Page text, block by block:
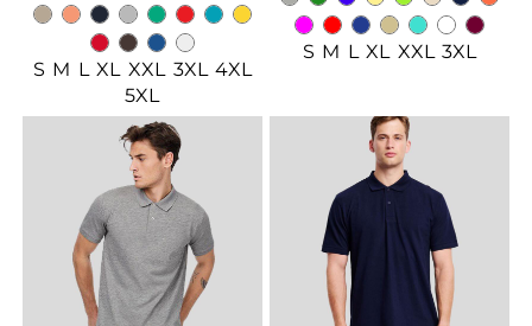
S M L XL XXL 3XL 4XL
5XL
S M L XL XXL 3XL